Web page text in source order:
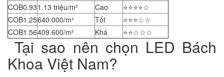
COB0.931.13 triệu/m² Cao
⭐⭐⭐⭐☆
COB1.25640.000/m² Tốt
⭐⭐⭐☆☆
COB1.56409.600/m² Khá ⭐⭐☆☆☆
Tại sao nên chọn LED Bách
Khoa Việt Nam?